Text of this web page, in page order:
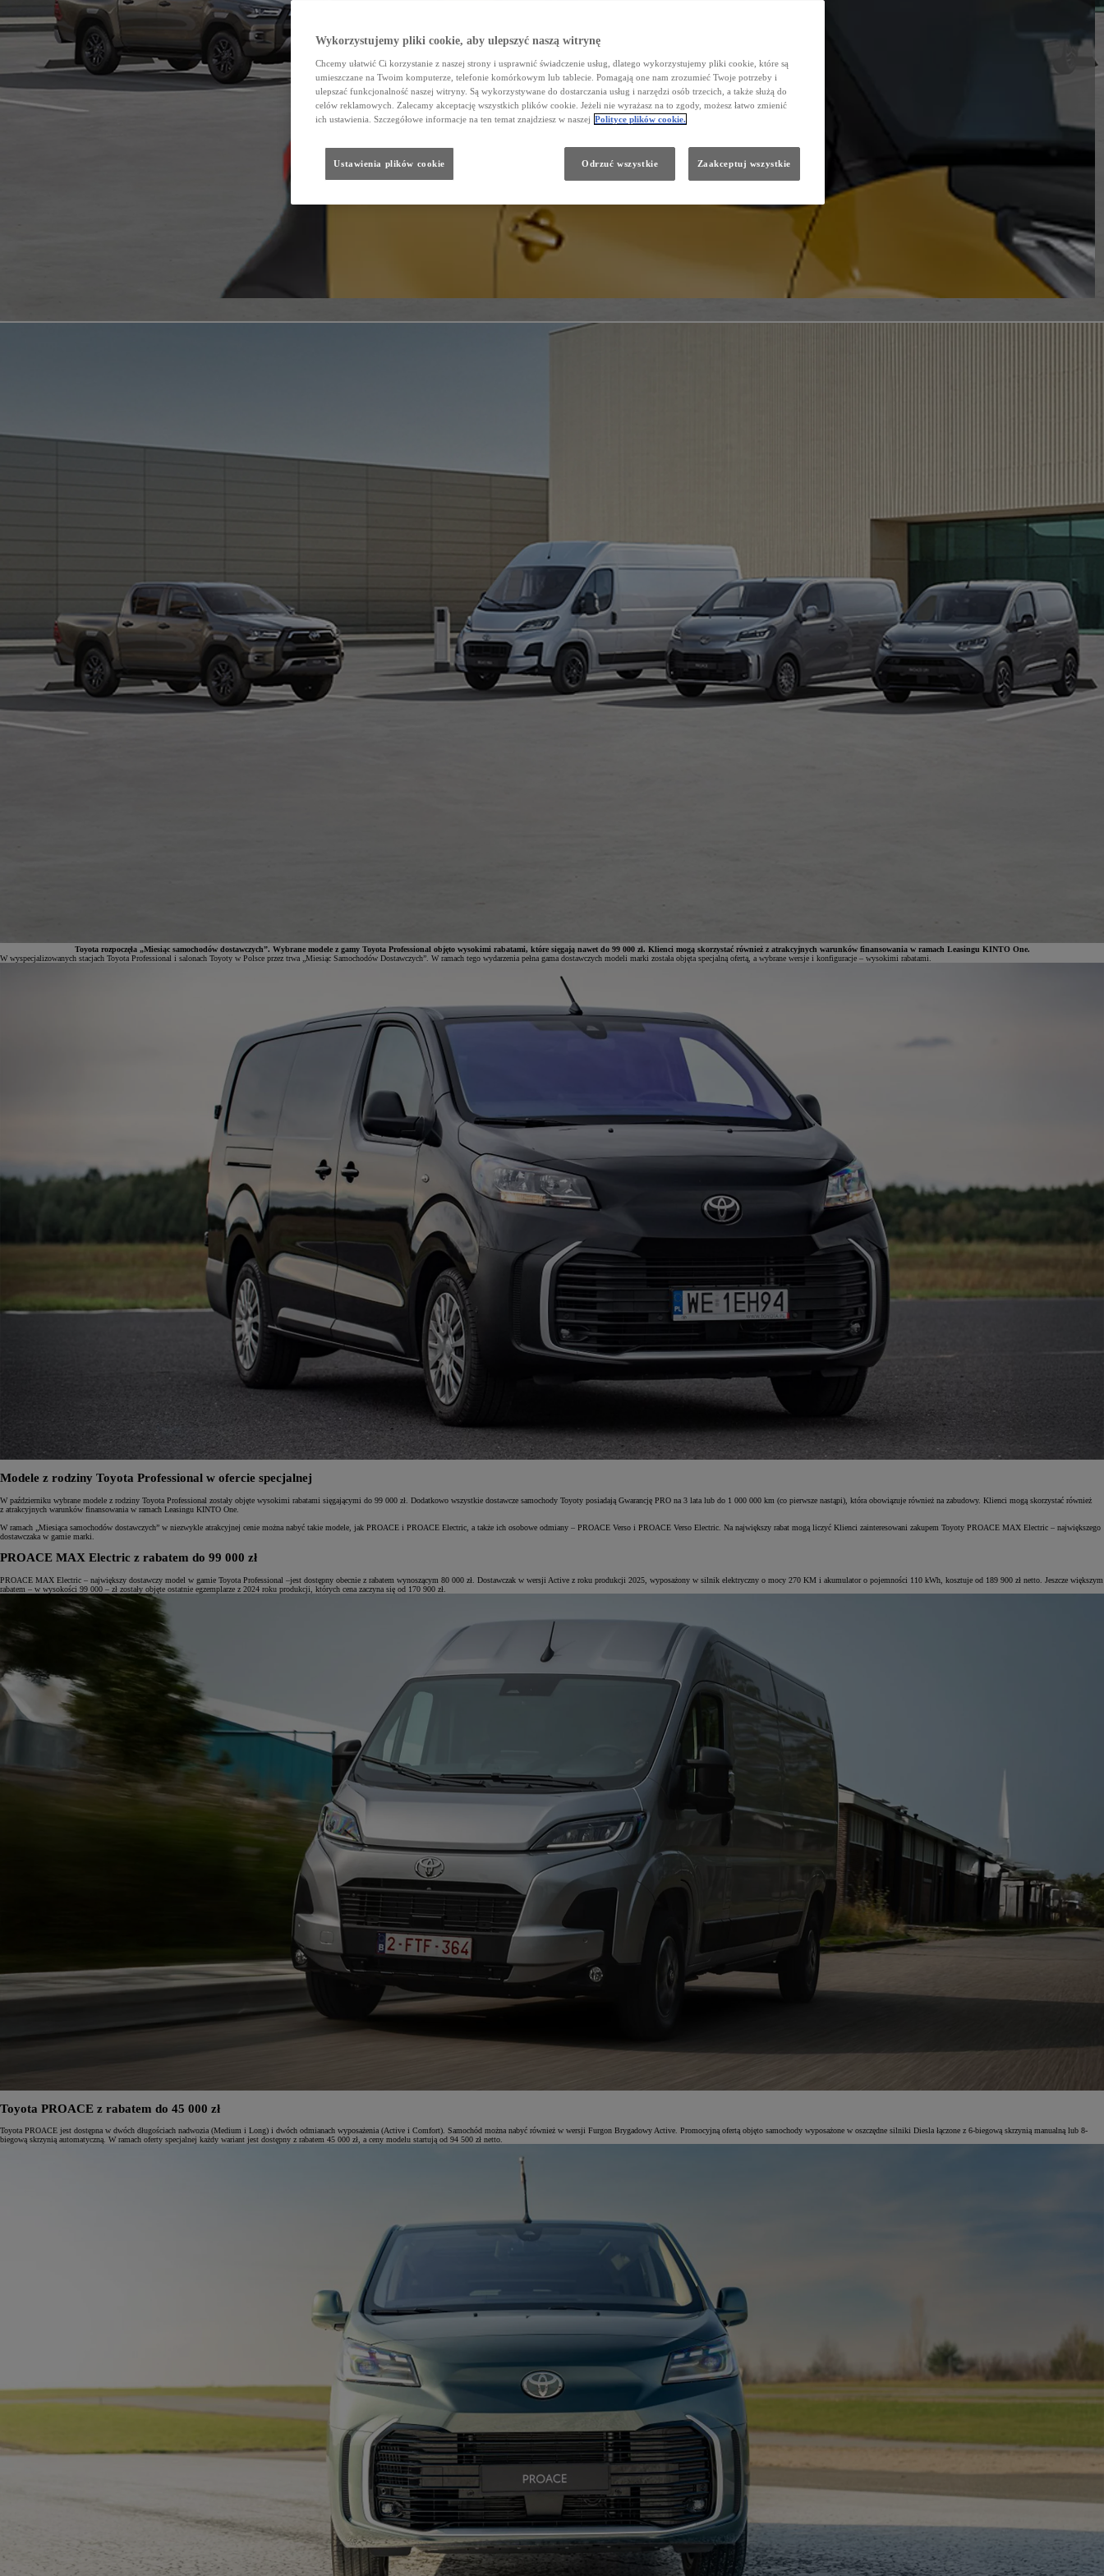
Toyota rozpoczęła „Miesiąc samochodów dostawczych”. Wybrane modele z gamy Toyota Professional objęto wysokimi rabatami, które sięgają nawet do 99 000 zł. Klienci mogą skorzystać również z atrakcyjnych warunków finansowania w ramach Leasingu KINTO One.
W wyspecjalizowanych stacjach Toyota Professional i salonach Toyoty w Polsce przez trwa „Miesiąc Samochodów Dostawczych”. W ramach tego wydarzenia pełna gama dostawczych modeli marki została objęta specjalną ofertą, a wybrane wersje i konfiguracje – wysokimi rabatami.
Modele z rodziny Toyota Professional w ofercie specjalnej
W październiku wybrane modele z rodziny Toyota Professional zostały objęte wysokimi rabatami sięgającymi do 99 000 zł. Dodatkowo wszystkie dostawcze samochody Toyoty posiadają Gwarancję PRO na 3 lata lub do 1 000 000 km (co pierwsze nastąpi), która obowiązuje również na zabudowy. Klienci mogą skorzystać również
z atrakcyjnych warunków finansowania w ramach Leasingu KINTO One.
W ramach „Miesiąca samochodów dostawczych” w niezwykle atrakcyjnej cenie można nabyć takie modele, jak PROACE i PROACE Electric, a także ich osobowe odmiany – PROACE Verso i PROACE Verso Electric. Na największy rabat mogą liczyć Klienci zainteresowani zakupem Toyoty PROACE MAX Electric – największego
dostawczaka w gamie marki.
PROACE MAX Electric z rabatem do 99 000 zł
PROACE MAX Electric – największy dostawczy model w gamie Toyota Professional –jest dostępny obecnie z rabatem wynoszącym 80 000 zł. Dostawczak w wersji Active z roku produkcji 2025, wyposażony w silnik elektryczny o mocy 270 KM i akumulator o pojemności 110 kWh, kosztuje od 189 900 zł netto. Jeszcze większym
rabatem – w wysokości 99 000 – zł zostały objęte ostatnie egzemplarze z 2024 roku produkcji, których cena zaczyna się od 170 900 zł.
Toyota PROACE z rabatem do 45 000 zł
Toyota PROACE jest dostępna w dwóch długościach nadwozia (Medium i Long) i dwóch odmianach wyposażenia (Active i Comfort). Samochód można nabyć również w wersji Furgon Brygadowy Active. Promocyjną ofertą objęto samochody wyposażone w oszczędne silniki Diesla łączone z 6-biegową skrzynią manualną lub 8-
biegową skrzynią automatyczną. W ramach oferty specjalnej każdy wariant jest dostępny z rabatem 45 000 zł, a ceny modelu startują od 94 500 zł netto.
Wykorzystujemy pliki cookie, aby ulepszyć naszą witrynę
Chcemy ułatwić Ci korzystanie z naszej strony i usprawnić świadczenie usług, dlatego wykorzystujemy pliki cookie, które są
umieszczane na Twoim komputerze, telefonie komórkowym lub tablecie. Pomagają one nam zrozumieć Twoje potrzeby i
ulepszać funkcjonalność naszej witryny. Są wykorzystywane do dostarczania usług i narzędzi osób trzecich, a także służą do
celów reklamowych. Zalecamy akceptację wszystkich plików cookie. Jeżeli nie wyrażasz na to zgody, możesz łatwo zmienić
ich ustawienia. Szczegółowe informacje na ten temat znajdziesz w naszej Polityce plików cookie.
Ustawienia plików cookie Odrzuć wszystkie Zaakceptuj wszystkie